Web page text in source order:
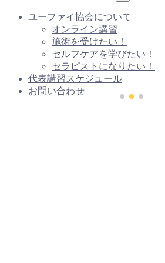
ユーファイ協会について
オンライン講習
施術を受けたい！
セルフケアを学びたい！
セラピストになりたい！
代表講習スケジュール
お問い合わせ